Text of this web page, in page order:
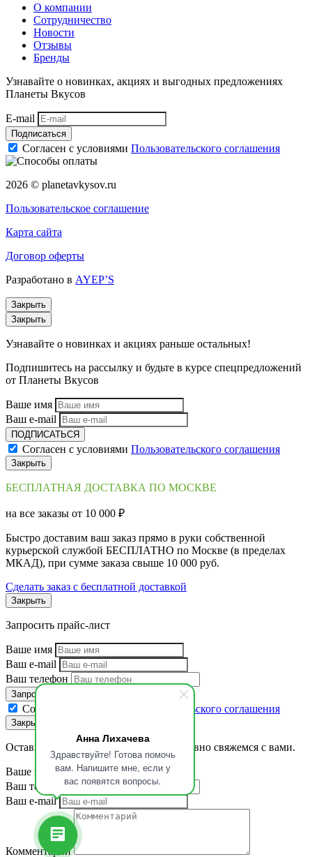
Анна Лихачева
Здравствуйте! Готова помочь
вам. Напишите мне, если у
вас появятся вопросы.
О компании
Сотрудничество
Новости
Отзывы
Бренды
Узнавайте о новинках, акциях и выгодных предложениях
Планеты Вкусов
E-mail
Подписаться
Согласен с условиями Пользовательского соглашения
2026 © planetavkysov.ru
Пользовательское соглашение
Карта сайта
Договор оферты
Разработано в AYEP’S
Закрыть
Закрыть
Узнавайте о новинках и акциях раньше остальных!
Подпишитесь на рассылку и будьте в курсе спецпредложений
от Планеты Вкусов
Ваше имя
Ваш e-mail
ПОДПИСАТЬСЯ
Согласен с условиями Пользовательского соглашения
Закрыть
БЕСПЛАТНАЯ ДОСТАВКА ПО МОСКВЕ
на все заказы от 10 000 ₽
Быстро доставим ваш заказ прямо в руки собственной
курьерской службой БЕСПЛАТНО по Москве (в пределах
МКАД), при сумме заказа свыше 10 000 руб.
Сделать заказ с бесплатной доставкой
Закрыть
Запросить прайс-лист
Ваше имя
Ваш e-mail
Ваш телефон
Запросить
Согласен с условиями Пользовательского соглашения
Закрыть
Оставьте ваши контакты, и мы оперативно свяжемся с вами.
Ваше имя
Ваш телефон
Ваш e-mail
Комментарий